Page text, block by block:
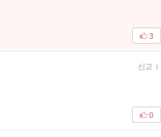
3
신고 |
0